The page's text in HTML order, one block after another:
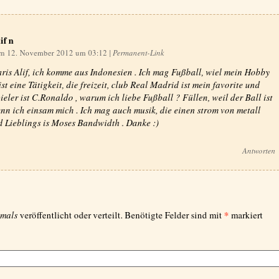
n
12. November 2012 um 03:12 | Permanent-Link
Alif, ich komme aus Indonesien . Ich mag Fußball, wiel mein Hobby
eine Tätigkeit, die freizeit, club Real Madrid ist mein favorite und
ist C.Ronaldo , warum ich liebe Fußball ? Füllen, weil der Ball ist
ich einsam mich . Ich mag auch musik, die einen strom von metall
Lieblings is Moses Bandwidth . Danke :)
Antworten
veröffentlicht oder verteilt. Benötigte Felder sind mit* markiert